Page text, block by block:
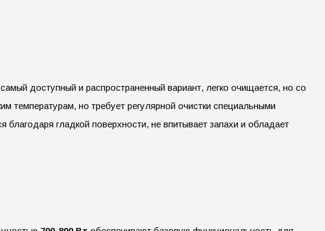
доступный и распространенный вариант, легко очищается, но со
температурам, но требует регулярной очистки специальными
гладкой поверхности, не впитывает запахи и обладает